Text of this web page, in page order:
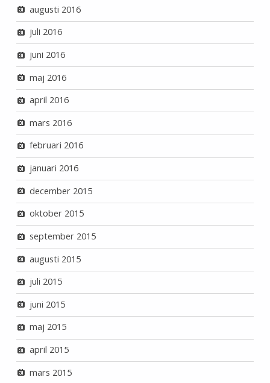
augusti 2016
juli 2016
juni 2016
maj 2016
april 2016
mars 2016
februari 2016
januari 2016
december 2015
oktober 2015
september 2015
augusti 2015
juli 2015
juni 2015
maj 2015
april 2015
mars 2015